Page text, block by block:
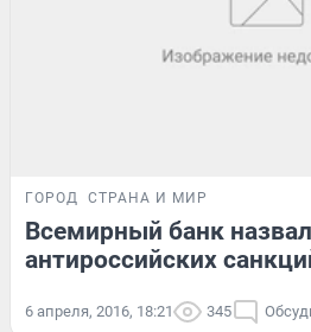
ГОРОД СТРАНА И МИР
Всемирный банк
антироссийских
6 апреля, 2016, 18:21 345